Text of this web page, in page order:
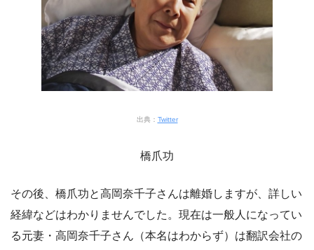
出典： Twitter
橋爪功
その後、橋爪功と高岡奈千子さんは離婚しますが、詳しい
経緯などはわかりませんでした。現在は一般人になってい
る元妻・高岡奈千子さん（本名はわからず）は翻訳会社の